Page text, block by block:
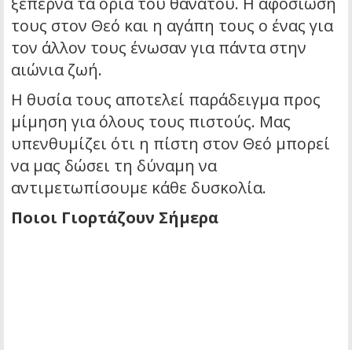
τους στον Θεό και η αγάπη τους ο ένας για
τον άλλον τους ένωσαν για πάντα στην
αιώνια ζωή.
Η θυσία τους αποτελεί παράδειγμα προς
μίμηση για όλους τους πιστούς. Μας
υπενθυμίζει ότι η πίστη στον Θεό μπορεί
να μας δώσει τη δύναμη να
αντιμετωπίσουμε κάθε δυσκολία.
Ποιοι Γιορτάζουν Σήμερα